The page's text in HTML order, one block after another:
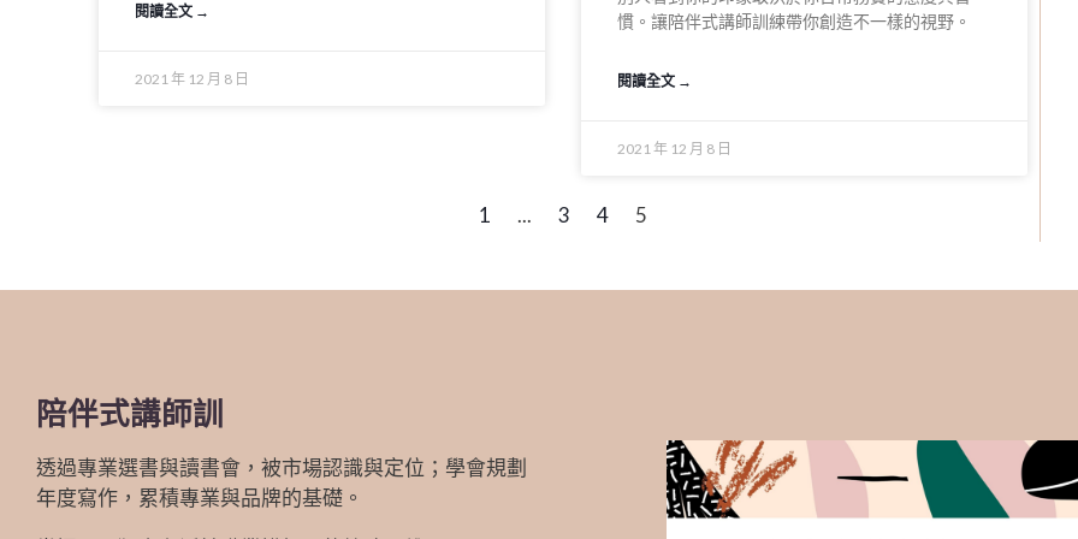
閱讀全文 →
2021 年 12 月 8 日
慣。讓陪伴式講師訓練帶你創造不一樣的視野。
閱讀全文 →
2021 年 12 月 8 日
1 ... 3 4 5
陪伴式講師訓
透過專業選書與讀書會，被市場認識與定位；學會規劃
年度寫作，累積專業與品牌的基礎。